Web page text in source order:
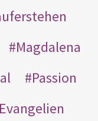
Magdalena
Passion
Evangelien